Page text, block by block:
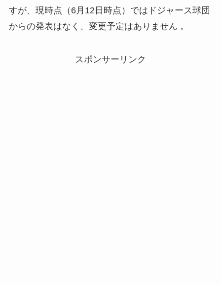
すが、現時点（6月12日時点）ではドジャース球団
からの発表はなく、変更予定はありません 。
スポンサーリンク